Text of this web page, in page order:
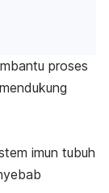
proses
imun tubuh